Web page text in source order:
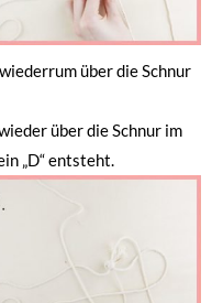
über die Schnur
über die Schnur im
„D“ entsteht.